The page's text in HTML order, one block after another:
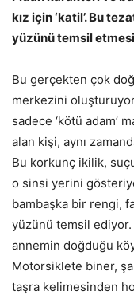
kız için ‘katil’. Bu
yüzünü temsil
Bu gerçekten çok
merkezini
sadece ‘kötü adam’
alan kişi, aynı
Bu korkunç ikilik,
o sinsi yerini
bambaşka bir rengi,
yüzünü temsil
annemin doğduğu
Motorsiklete biner,
taşra kelimesinden